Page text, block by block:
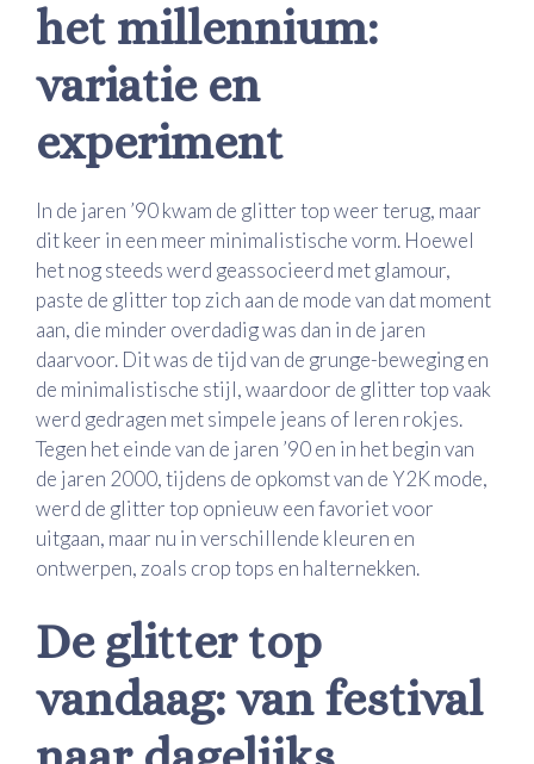
het millennium:
variatie en
experiment
In de jaren ’90 kwam de glitter top weer terug, maar
dit keer in een meer minimalistische vorm. Hoewel
het nog steeds werd geassocieerd met glamour,
paste de glitter top zich aan de mode van dat moment
aan, die minder overdadig was dan in de jaren
daarvoor. Dit was de tijd van de grunge-beweging en
de minimalistische stijl, waardoor de glitter top vaak
werd gedragen met simpele jeans of leren rokjes.
Tegen het einde van de jaren ’90 en in het begin van
de jaren 2000, tijdens de opkomst van de Y2K mode,
werd de glitter top opnieuw een favoriet voor
uitgaan, maar nu in verschillende kleuren en
ontwerpen, zoals crop tops en halternekken.
De glitter top
vandaag: van festival